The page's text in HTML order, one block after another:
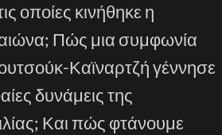
οποίες κινήθηκε η
Πώς μια συμφωνία
Καϊναρτζή γέννησε
δυνάμεις της
Και πώς φτάνουμε